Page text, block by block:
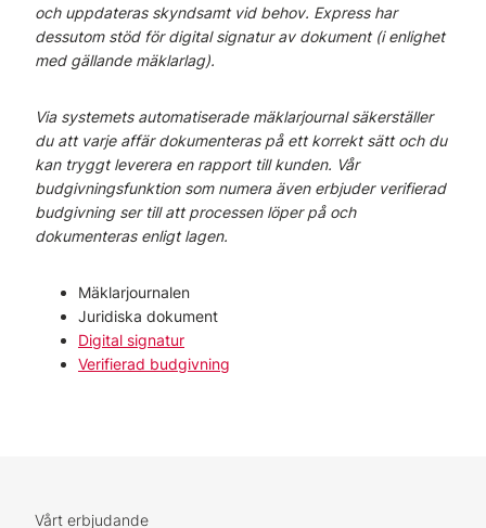
och uppdateras skyndsamt vid behov. Express har
dessutom stöd för digital signatur av dokument (i enlighet
med gällande mäklarlag).
Via systemets automatiserade mäklarjournal säkerställer
du att varje affär dokumenteras på ett korrekt sätt och du
kan tryggt leverera en rapport till kunden. Vår
budgivningsfunktion som numera även erbjuder verifierad
budgivning ser till att processen löper på och
dokumenteras enligt lagen.
Mäklarjournalen
Juridiska dokument
Digital signatur
Verifierad budgivning
Vårt erbjudande